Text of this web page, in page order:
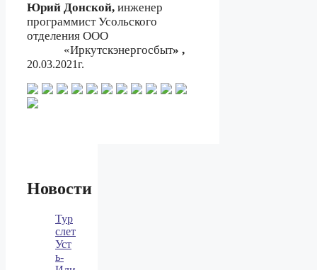
Юрий Донской, инженер
программист Усольского
отделения ООО
«Иркутскэнергосбыт» ,
20.03.2021г.
Новости
Тур
слет
Уст
ь-